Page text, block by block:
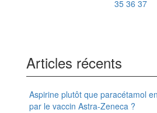
35 36 37
Articles récents
Aspirine plutôt que paracétamol
par le vaccin Astra-Zeneca ?